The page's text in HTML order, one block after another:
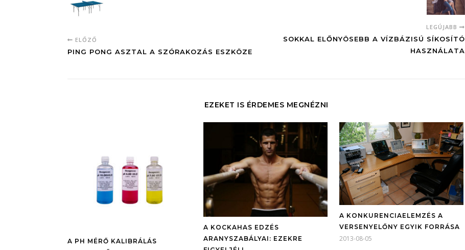
ELŐZŐ
PING PONG ASZTAL A SZÓRAKOZÁS ESZKÖZE
LEGÚJABB
SOKKAL ELŐNYÖSEBB A VÍZBÁZISÚ SÍKOSÍTÓ
HASZNÁLATA
EZEKET IS ÉRDEMES MEGNÉZNI
A PH MÉRŐ KALIBRÁLÁS
A KOCKAHAS EDZÉS
ARANYSZABÁLYAI: EZEKRE
A KONKURENCIAELEMZÉS A
VERSENYELŐNY EGYIK FORRÁSA
2013-08-05